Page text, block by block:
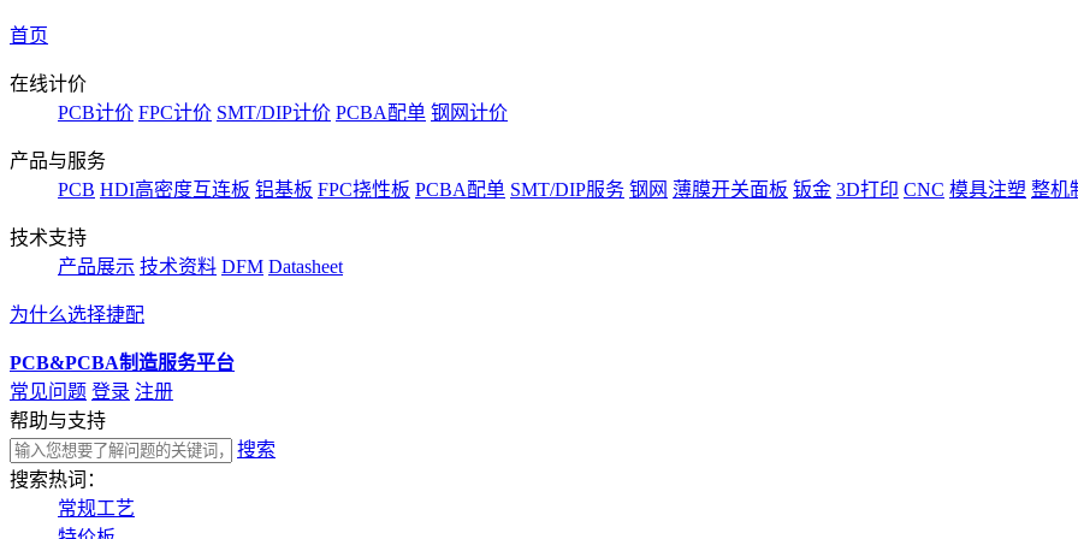
首页
在线计价
PCB计价 FPC计价 SMT/DIP计价 PCBA配单 钢网计价
产品与服务
PCB HDI高密度互连板 铝基板 FPC挠性板 PCBA配单 SMT/DIP服务 钢网 薄膜开关面板 钣金 3D打印 CNC 模具注塑 整机
技术支持
产品展示 技术资料 DFM Datasheet
为什么选择捷配
PCB&PCBA制造服务平台
常见问题 登录 注册
帮助与支持
搜索
搜索热词：
常规工艺